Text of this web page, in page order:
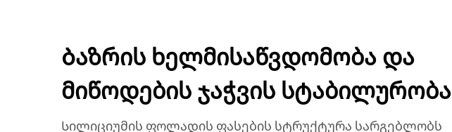
Ბაზრის ხელმისაწვდომობა და
მიწოდების ჯაჭვის სტაბილურობა
Სილიციუმის ფოლადის ფასების სტრუქტურა სარგებლობს